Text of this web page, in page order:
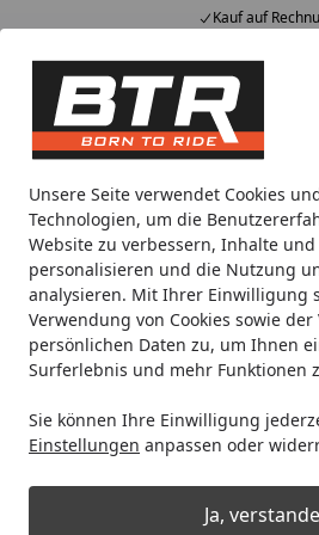
Unsere Seite verwendet Cookies
Technologien, um die
Website zu verbessern, Inhalte
personalisieren und die Nutzung
analysieren. Mit Ihrer Einwilligung
Verwendung von Cookies sowie
persönlichen Daten zu, um Ihnen
Surferlebnis und mehr Funktionen
Sie können Ihre Einwilligung
Einstellungen anpassen oder
Ja,
Kauf auf
Alle Produkte
Mein Konto
Suchen
Startseite
Motorradteile & Ersatzteile
Navigationsgerät
Ihre Artikelübersicht
Kategorien
Filter / Sortierung
30 Artikel